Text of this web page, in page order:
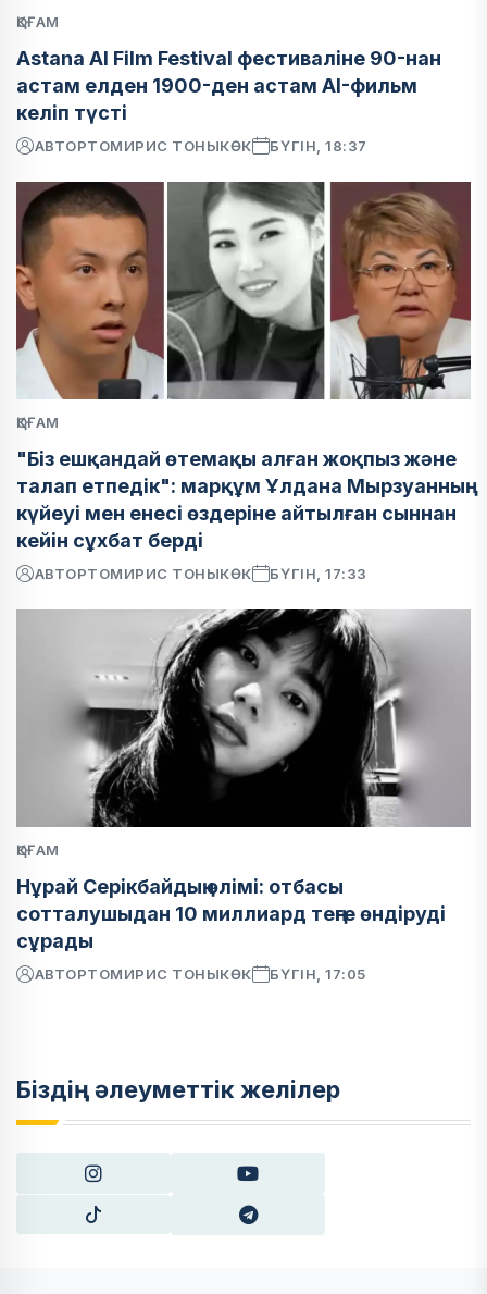
ҚОҒАМ
Astana AI Film Festival фестиваліне 90-нан
астам елден 1900-ден астам AI-фильм
келіп түсті
АВТОРТОМИРИС ТОНЫКӨК БҮГІН, 18:37
ҚОҒАМ
"Біз ешқандай өтемақы алған жоқпыз және
талап етпедік": марқұм Ұлдана Мырзуанның
күйеуі мен енесі өздеріне айтылған сыннан
кейін сұхбат берді
АВТОРТОМИРИС ТОНЫКӨК БҮГІН, 17:33
ҚОҒАМ
Нұрай Серікбайдың өлімі: отбасы
сотталушыдан 10 миллиард теңге өндіруді
сұрады
АВТОРТОМИРИС ТОНЫКӨК БҮГІН, 17:05
Біздің әлеуметтік желілер